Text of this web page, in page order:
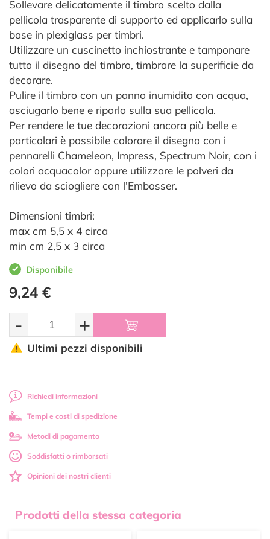
Sollevare delicatamente il timbro scelto dalla
pellicola trasparente di supporto ed applicarlo sulla
base in plexiglass per timbri.
Utilizzare un cuscinetto inchiostrante e tamponare
tutto il disegno del timbro, timbrare la superificie da
decorare.
Pulire il timbro con un panno inumidito con acqua,
asciugarlo bene e riporlo sulla sua pellicola.
Per rendere le tue decorazioni ancora più belle e
particolari è possibile colorare il disegno con i
pennarelli Chameleon, Impress, Spectrum Noir, con i
colori acquacolor oppure utilizzare le polveri da
rilievo da sciogliere con l'Embosser.
Dimensioni timbri:
max cm 5,5 x 4 circa
min cm 2,5 x 3 circa
Disponibile
9,24 €
- +
Ultimi pezzi disponibili
Richiedi informazioni
Tempi e costi di spedizione
Metodi di pagamento
Soddisfatti o rimborsati
Opinioni dei nostri clienti
Prodotti della stessa categoria